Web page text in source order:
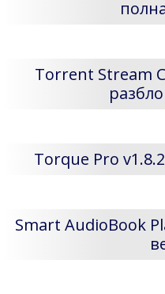
Torrent Stream
Torque Pro
Smart AudioBook